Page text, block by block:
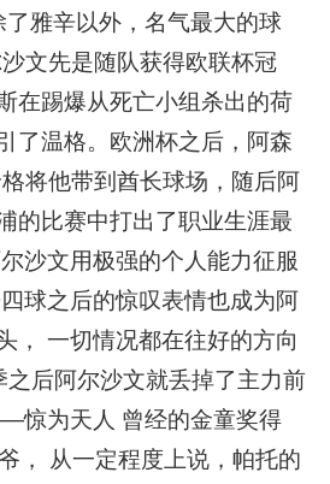
雅辛以外，名气最大的球
文先是随队获得欧联杯冠
在踢爆从死亡小组杀出的荷
了温格。欧洲杯之后，阿森
将他带到酋长球场，随后阿
的比赛中打出了职业生涯最
沙文用极强的个人能力征服
球之后的惊叹表情也成为阿
， 一切情况都在往好的方向
之后阿尔沙文就丢掉了主力前
惊为天人 曾经的金童奖得
， 从一定程度上说，帕托的